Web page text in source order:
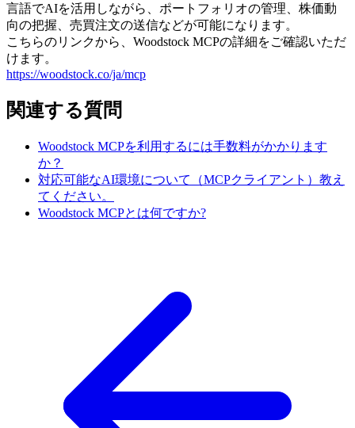
言語でAIを活用しながら、ポートフォリオの管理、株価動
向の把握、売買注文の送信などが可能になります。
こちらのリンクから、Woodstock MCPの詳細をご確認いただ
けます。
https://woodstock.co/ja/mcp
関連する質問
Woodstock MCPを利用するには手数料がかかります
か？
対応可能なAI環境について（MCPクライアント）教え
てください。
Woodstock MCPとは何ですか?